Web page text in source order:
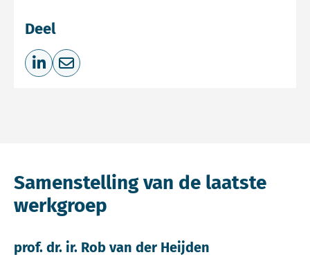
Deel
Deel op LinkedIn
Deel via e-mail
Samenstelling van de laatste
werkgroep
prof. dr. ir. Rob van der Heijden